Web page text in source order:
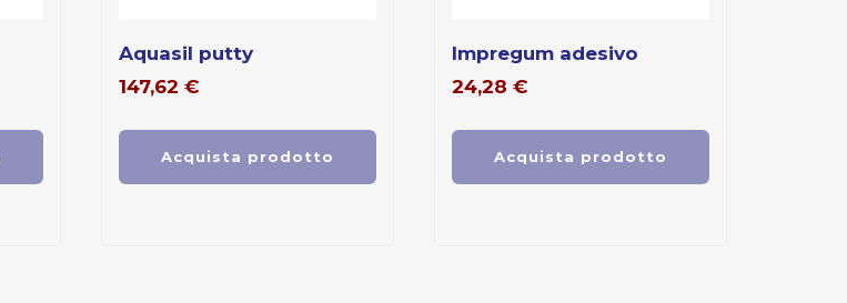
aquasil putty
147,62 €
Acquista prodotto
impregum adesivo
24,28 €
Acquista prodotto